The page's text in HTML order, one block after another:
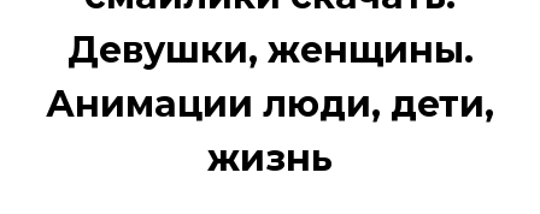
Девушки, женщины.
Анимации люди, дети,
жизнь